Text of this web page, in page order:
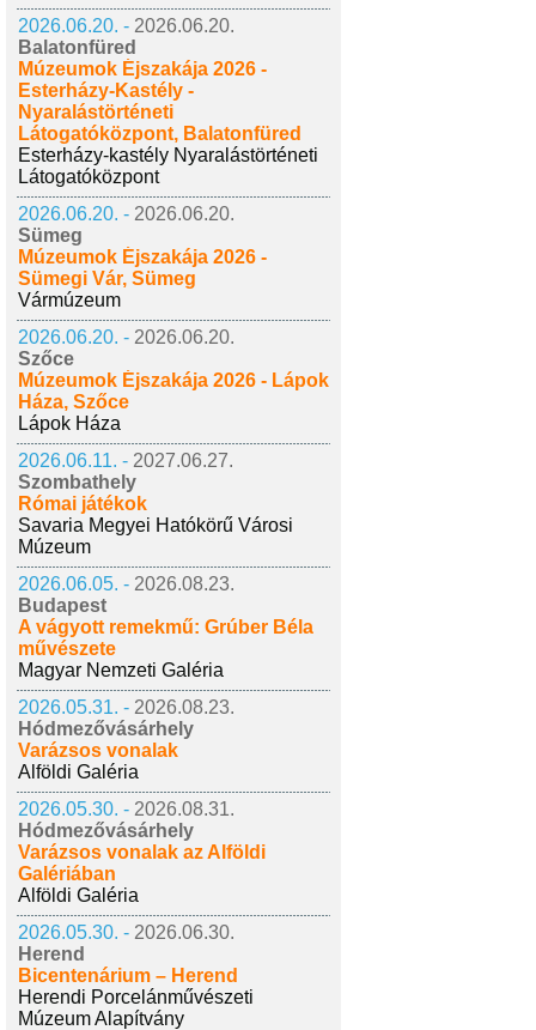
2026.06.20. - 2026.06.20.
Balatonfüred
Múzeumok Éjszakája 2026 -
Esterházy-Kastély -
Nyaralástörténeti
Látogatóközpont, Balatonfüred
Esterházy-kastély Nyaralástörténeti
Látogatóközpont
2026.06.20. - 2026.06.20.
Sümeg
Múzeumok Éjszakája 2026 -
Sümegi Vár, Sümeg
Vármúzeum
2026.06.20. - 2026.06.20.
Szőce
Múzeumok Éjszakája 2026 - Lápok
Háza, Szőce
Lápok Háza
2026.06.11. - 2027.06.27.
Szombathely
Római játékok
Savaria Megyei Hatókörű Városi
Múzeum
2026.06.05. - 2026.08.23.
Budapest
A vágyott remekmű: Grúber Béla
művészete
Magyar Nemzeti Galéria
2026.05.31. - 2026.08.23.
Hódmezővásárhely
Varázsos vonalak
Alföldi Galéria
2026.05.30. - 2026.08.31.
Hódmezővásárhely
Varázsos vonalak az Alföldi
Galériában
Alföldi Galéria
2026.05.30. - 2026.06.30.
Herend
Bicentenárium – Herend
Herendi Porcelánművészeti
Múzeum Alapítvány